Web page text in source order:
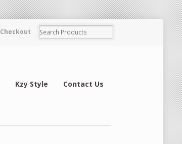
Checkout
Kzy Style Contact Us